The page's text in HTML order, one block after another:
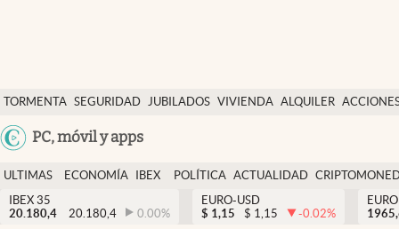
TORMENTA SEGURIDAD JUBILADOS VIVIENDA ALQUILER
PC, móvil y apps
Economía y finanzas
Política
Actualidad
Criptomonedas
ULTIMAS
NOTICIAS
ECONOMÍA
FINANZAS
IBEX
EURO
POLÍTICA ACTUALIDAD
IBEX 35
20.180,4
20.180,4 0.00%
EURO-USD
$ 1,15 $ 1,15 -0.02%